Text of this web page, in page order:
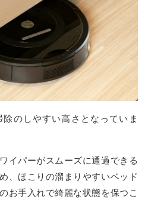
のしやすい高さとなっていま
イパーがスムーズに通過できる
、ほこりの溜まりやすいベッド
お手入れで綺麗な状態を保つこ